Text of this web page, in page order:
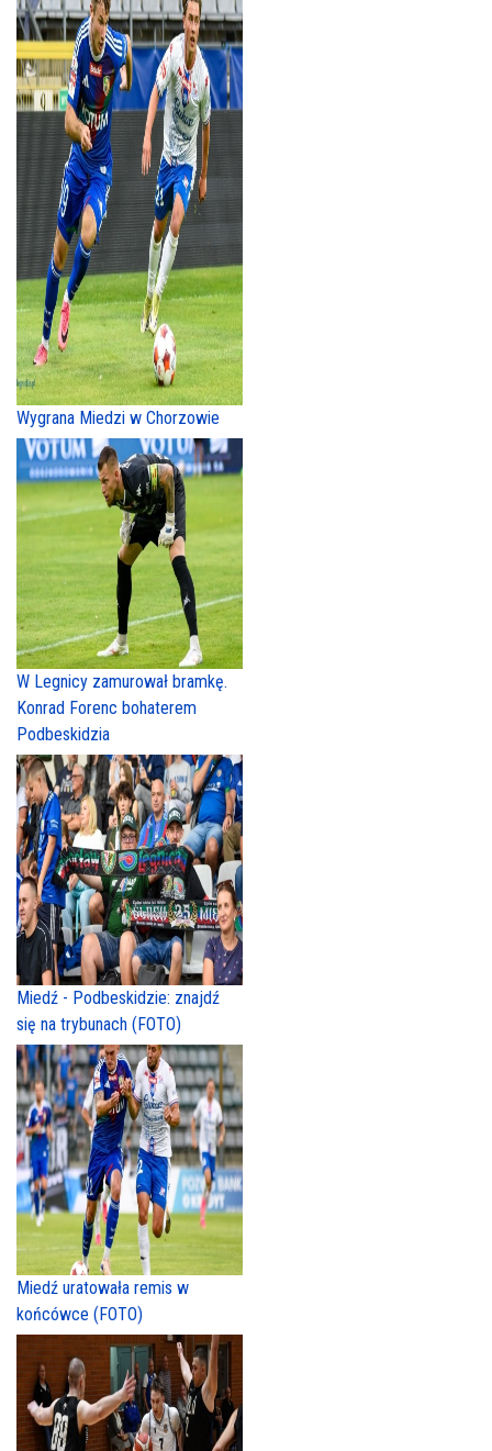
Wygrana Miedzi w Chorzowie
W Legnicy zamurował bramkę.
Konrad Forenc bohaterem
Podbeskidzia
Miedź - Podbeskidzie: znajdź
się na trybunach (FOTO)
Miedź uratowała remis w
końcówce (FOTO)